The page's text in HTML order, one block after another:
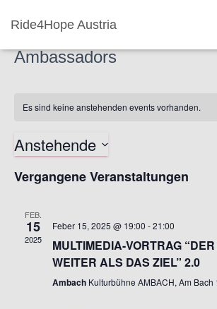
Ride4Hope Austria
Ambassadors
Es sind keine anstehenden events vorhanden.
Anstehende
wählen.
Vergangene Veranstaltungen
FEB.
15
2025
Feber 15, 2025 @ 19:00 -21:00
MULTIMEDIA-VORTRAG
WEITER ALS DAS ZIEL” 2.0
Ambach Kulturbühne AMBACH, Am Bach